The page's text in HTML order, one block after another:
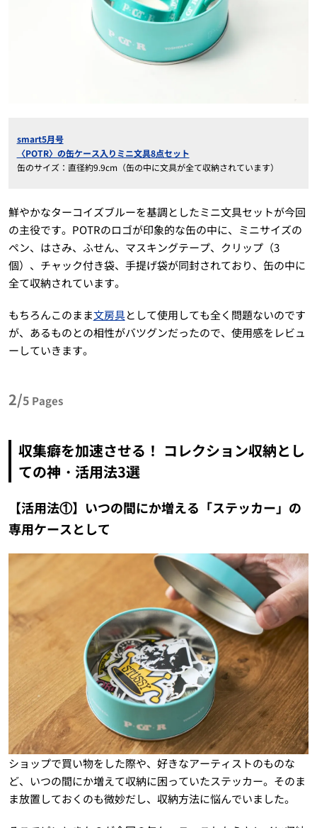
smart5月号
〈POTR〉の缶ケース入りミニ文具8点セット
缶のサイズ：直径約9.9cm（缶の中に文具が全て収納されています）
鮮やかなターコイズブルーを基調としたミニ文具セットが今回
の主役です。POTRのロゴが印象的な缶の中に、ミニサイズの
ペン、はさみ、ふせん、マスキングテープ、クリップ（3
個）、チャック付き袋、手提げ袋が同封されており、缶の中に
全て収納されています。
もちろんこのまま文房具として使用しても全く問題ないのです
が、あるものとの相性がバツグンだったので、使用感をレビュ
ーしていきます。
2/5 Pages
収集癖を加速させる！ コレクション収納とし
ての神・活用法3選
【活用法①】いつの間にか増える「ステッカー」の
専用ケースとして
ショップで買い物をした際や、好きなアーティストのものな
ど、いつの間にか増えて収納に困っていたステッカー。そのま
ま放置しておくのも微妙だし、収納方法に悩んでいました。